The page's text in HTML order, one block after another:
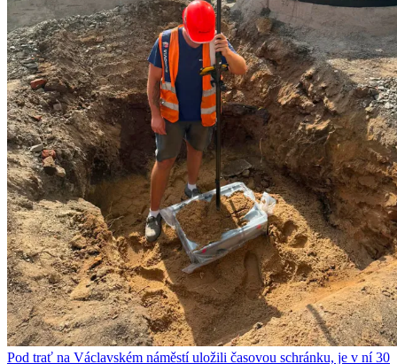
Pod trať na Václavském náměstí uložili časovou schránku, je v ní 30